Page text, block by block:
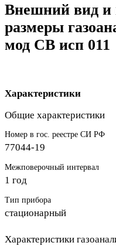
Внешний вид и
размеры
мод СВ исп 011
Характеристики
Общие характеристики
Номер в гос. реестре СИ РФ
77044-19
Межповерочный интервал
1 год
Тип прибора
стационарный
Характеристики